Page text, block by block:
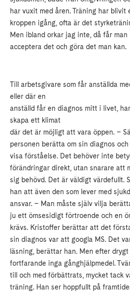
har vuxit med åren. Träning har
kroppen igång, ofta är det
Men ibland orkar jag inte, då får man
acceptera det och göra det man kan.
Till arbetsgivare som får anställda
eller där en
anställd får en diagnos mitt i livet,
skapa ett klimat
där det är möjligt att vara öppen. –
personen berätta om sin diagnos
visa förståelse. Det behöver inte
förändringar direkt, utan snarare att
sig behövd. Det är väldigt värdefullt.
han att även den som lever med
ansvar. – Man måste själv vilja
ju ett ömsesidigt förtroende och en
krävs. Kristoffer berättar att det
sin diagnos var att googla MS. Det
läsning, berättar han. Men efter
fortfarande inga gånghjälpmedel.
till och med förbättrats, mycket tack
träning. Han ser hoppfullt på